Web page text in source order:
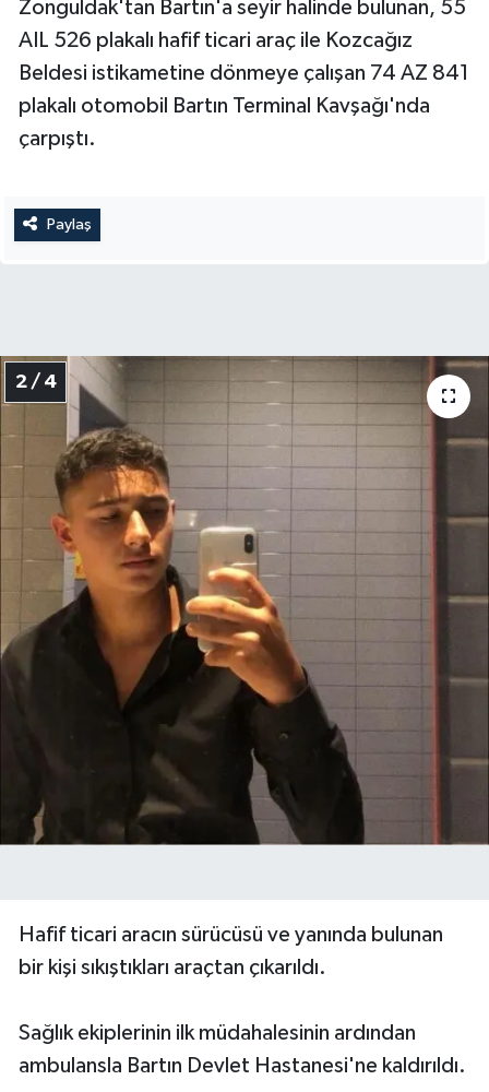
Zonguldak'tan Bartın'a seyir halinde bulunan, 55
AIL 526 plakalı hafif ticari araç ile Kozcağız
Beldesi istikametine dönmeye çalışan 74 AZ 841
plakalı otomobil Bartın Terminal Kavşağı'nda
çarpıştı.
Paylaş
2 / 4
Hafif ticari aracın sürücüsü ve yanında bulunan
bir kişi sıkıştıkları araçtan çıkarıldı.
Sağlık ekiplerinin ilk müdahalesinin ardından
ambulansla Bartın Devlet Hastanesi'ne kaldırıldı.